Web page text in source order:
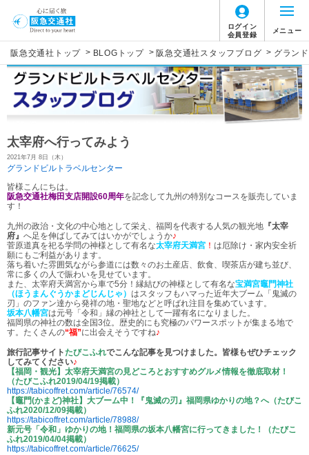
ログイン
会員登録
メニュー
阪急交通社トップ > BLOGトップ > 阪急交通社スタッフブログ > グラン
太宰府へ行ってみよう
2021年7月 8日（木）
グランドビルトラベルセンター
皆様こんにちは。
阪急交通社梅田支店開設60周年を記念して九州の特別なコースを販売していま
す！
九州の政治・文化の中心地として栄え、福岡を代表する人気の観光地 『太宰
府』 へ足を伸ばしてみてはいかがでしょうか♪
菅原道真を祀る学問の神様として有名な太宰府天満宮 ！ は厄除け・家内安全祈
願にもご利益があります。
落ち着いた雰囲気ながら参道には数々のお土産店、飲食、喫茶店が建ち並び、
常に多くの人で賑わいを見せています。
また、太宰府天満宮から車で5分！縁結びの神様として有名な宝満宮竈門神社
（ほうまんぐうかまどじんじゃ） はスタッフもハマった近年大ブーム「鬼滅の
刃」のファン達から発祥の地・聖地などと呼ばれ注目を集めています。
坂本八幡宮は元号「令和」縁の神社として一躍有名になりました。
福岡県の神社の数は全国3位。歴史的にも究極のパワースポットが集まる地で
す。たくさんの“福”に出会えそうですね♪
旅行記事サイトたびこふれでこんな記事を見つけました。皆様もぜひチェック
してみてください♪
【福岡・観光】太宰府天満宮の見どころとおすすめグルメ情報を徹底取材！
（たびこふれ2019/04/19掲載）
https://tabicoffret.com/article/76574/
【竈門(かまど)神社】大ブーム中！『鬼滅の刃』福岡県ゆかりの地？へ（たびこ
ふれ2020/12/09掲載）
https://tabicoffret.com/article/78988/
新元号「令和」ゆかりの地！福岡県の坂本八幡宮に行ってきました！（たびこ
ふれ2019/04/04掲載）
https://tabicoffret.com/article/76625/